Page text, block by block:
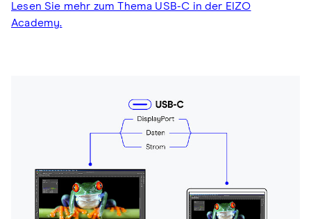
Lesen Sie mehr zum Thema USB-C in der EIZO
Academy.